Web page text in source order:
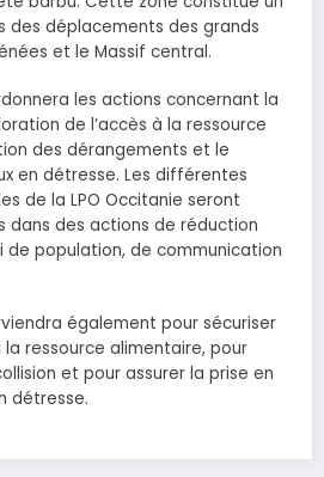
des déplacements des grands
et le Massif central.
les actions concernant la
de l’accès à la ressource
des dérangements et le
en détresse. Les différentes
de la LPO Occitanie seront
dans des actions de réduction
de population, de communication
également pour sécuriser
ressource alimentaire, pour
et pour assurer la prise en
détresse.